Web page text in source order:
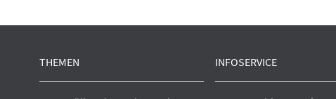
THEMEN INFOSERVICE